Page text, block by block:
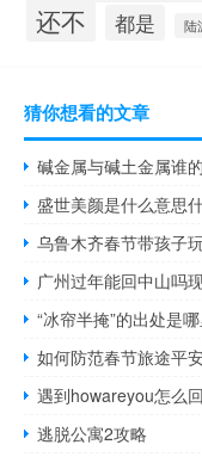
还不 都是 陆
猜你想看的文章
碱金属与碱土金属谁
盛世美颜是什么意思
乌鲁木齐春节带孩子
广州过年能回中山吗
“冰帘半掩”的出处是
如何防范春节旅途平
遇到howareyou怎么
逃脱公寓2攻略